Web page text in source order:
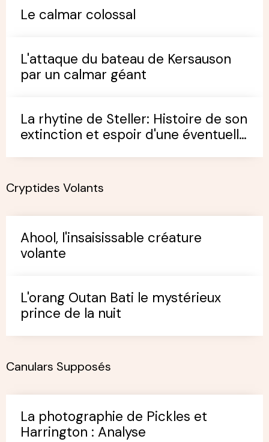
Le calmar colossal
L'attaque du bateau de Kersauson
par un calmar géant
La rhytine de Steller: Histoire de son
extinction et espoir d'une éventuelle
Cryptides Volants
Ahool, l'insaisissable créature
volante
L'orang Outan Bati le mystérieux
prince de la nuit
Canulars Supposés
La photographie de Pickles et
Harrington : Analyse